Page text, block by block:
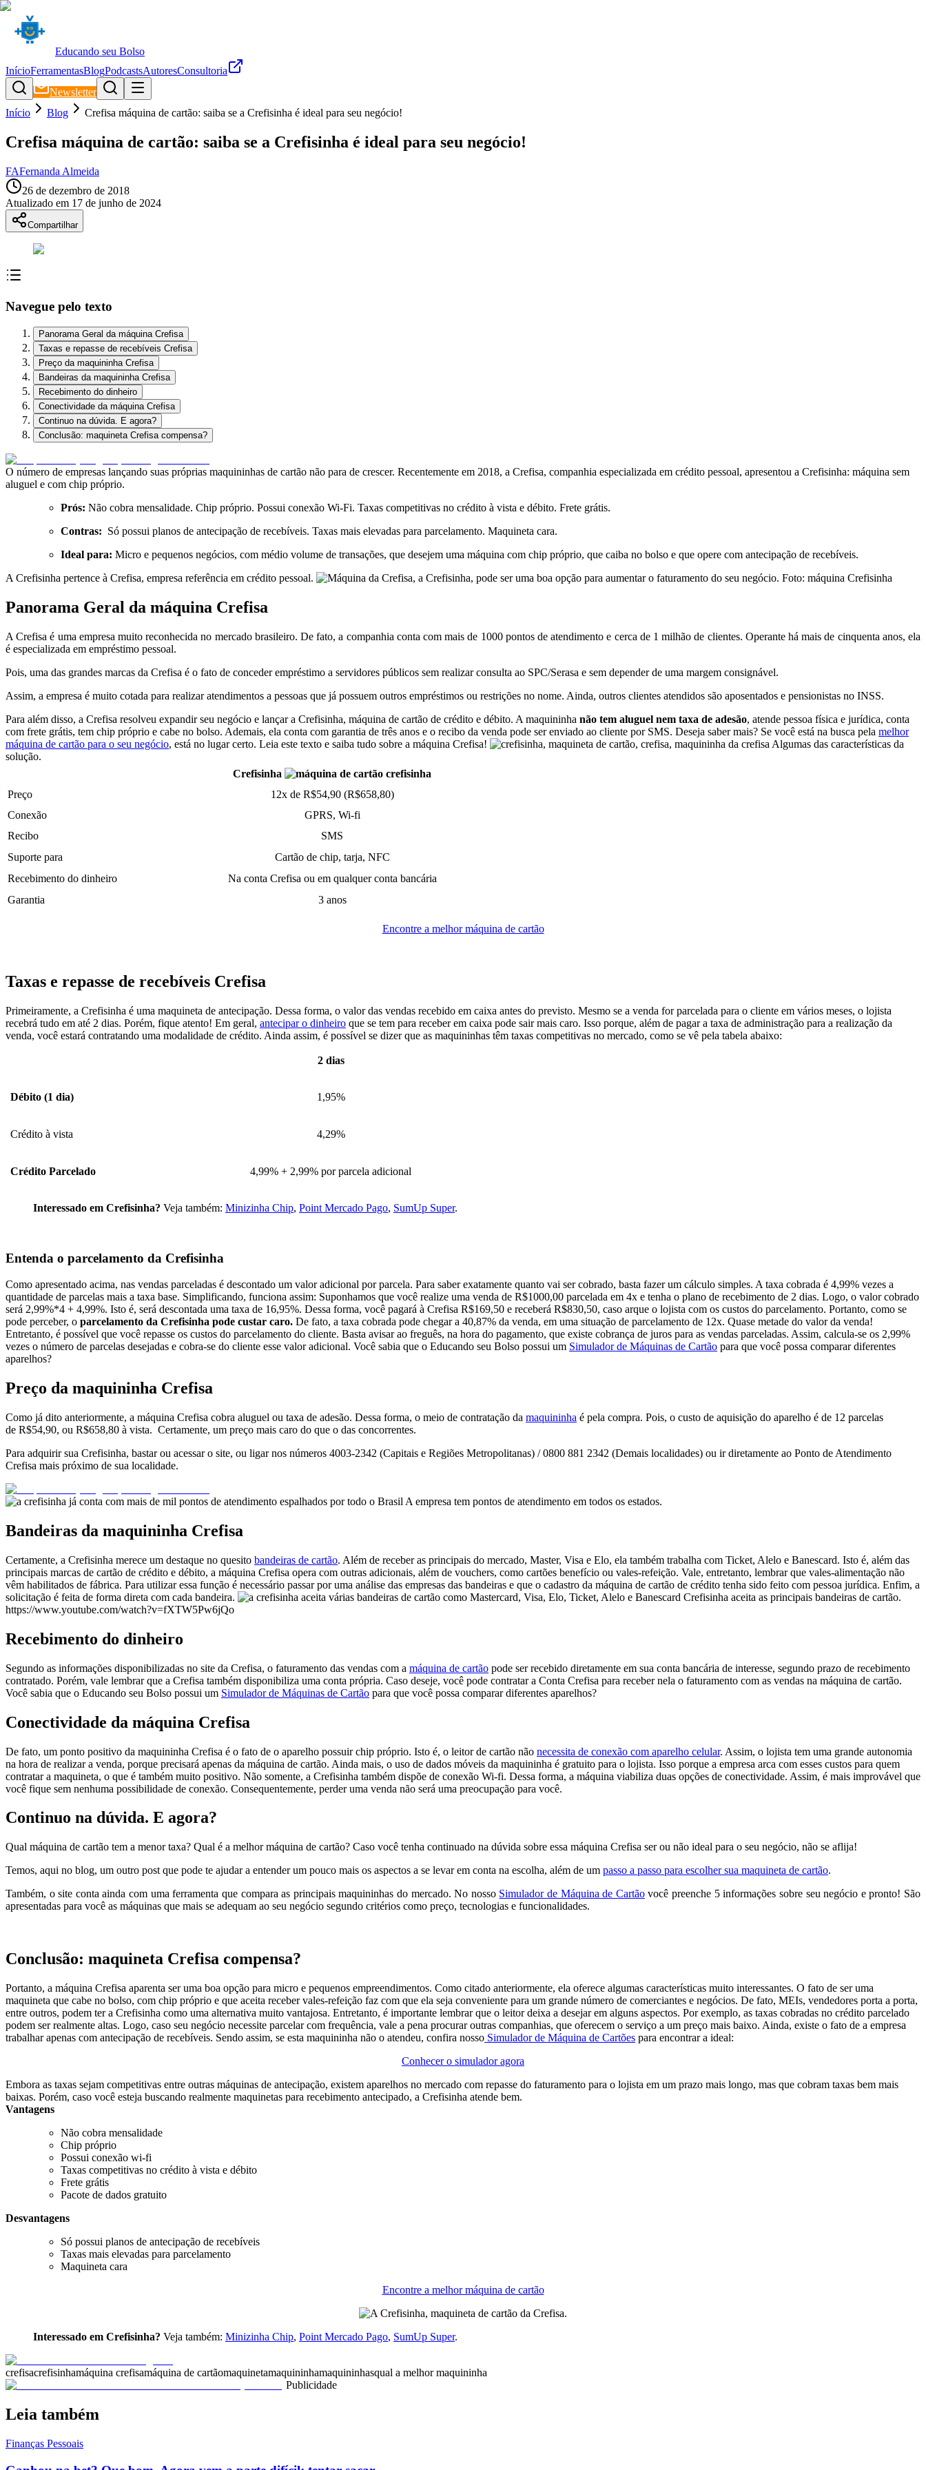
Educando seu Bolso
InícioFerramentasBlogPodcastsAutoresConsultoria
Newsletter
Início
Blog Crefisa máquina de cartão: saiba se a Crefisinha é ideal para seu negócio!
Crefisa máquina de cartão: saiba se a Crefisinha é ideal para seu negócio!
FAFernanda Almeida
26 de dezembro de 2018
Atualizado em 17 de junho de 2024
Compartilhar
Navegue pelo texto
Panorama Geral da máquina Crefisa
Taxas e repasse de recebíveis Crefisa
Preço da maquininha Crefisa
Bandeiras da maquininha Crefisa
Recebimento do dinheiro
Conectividade da máquina Crefisa
Continuo na dúvida. E agora?
Conclusão: maquineta Crefisa compensa?
O número de empresas lançando suas próprias maquininhas de cartão não para de crescer. Recentemente em 2018, a Crefisa, companhia especializada em crédito pessoal, apresentou a Crefisinha: máquina sem
aluguel e com chip próprio.
Prós: Não cobra mensalidade. Chip próprio. Possui conexão Wi-Fi. Taxas competitivas no crédito à vista e débito. Frete grátis.
Contras: Só possui planos de antecipação de recebíveis. Taxas mais elevadas para parcelamento. Maquineta cara.
Ideal para: Micro e pequenos negócios, com médio volume de transações, que desejem uma máquina com chip próprio, que caiba no bolso e que opere com antecipação de recebíveis.
A Crefisinha pertence à Crefisa, empresa referência em crédito pessoal.
Foto: máquina Crefisinha
Panorama Geral da máquina Crefisa
A Crefisa é uma empresa muito reconhecida no mercado brasileiro. De fato, a companhia conta com mais de 1000 pontos de atendimento e cerca de 1 milhão de clientes. Operante há mais de cinquenta anos, ela
é especializada em empréstimo pessoal.
Pois, uma das grandes marcas da Crefisa é o fato de conceder empréstimo a servidores públicos sem realizar consulta ao SPC/Serasa e sem depender de uma margem consignável.
Assim, a empresa é muito cotada para realizar atendimentos a pessoas que já possuem outros empréstimos ou restrições no nome. Ainda, outros clientes atendidos são aposentados e pensionistas no INSS.
Para além disso, a Crefisa resolveu expandir seu negócio e lançar a Crefisinha, máquina de cartão de crédito e débito. A maquininha não tem aluguel nem taxa de adesão, atende pessoa física e jurídica, conta
com frete grátis, tem chip próprio e cabe no bolso. Ademais, ela conta com garantia de três anos e o recibo da venda pode ser enviado ao cliente por SMS. Deseja saber mais? Se você está na busca pela melhor
máquina de cartão para o seu negócio, está no lugar certo. Leia este texto e saiba tudo sobre a máquina Crefisa!
Algumas das características da
solução.
Crefisinha
Preço
12x de R$54,90 (R$658,80)
Conexão
GPRS, Wi-fi
Recibo
SMS
Suporte para
Cartão de chip, tarja, NFC
Recebimento do dinheiro
Na conta Crefisa ou em qualquer conta bancária
Garantia
3 anos
Encontre a melhor máquina de cartão
Taxas e repasse de recebíveis Crefisa
Primeiramente, a Crefisinha é uma maquineta de antecipação. Dessa forma, o valor das vendas recebido em caixa antes do previsto. Mesmo se a venda for parcelada para o cliente em vários meses, o lojista
recebrá tudo em até 2 dias. Porém, fique atento! Em geral, antecipar o dinheiro que se tem para receber em caixa pode sair mais caro. Isso porque, além de pagar a taxa de administração para a realização da
venda, você estará contratando uma modalidade de crédito. Ainda assim, é possível se dizer que as maquininhas têm taxas competitivas no mercado, como se vê pela tabela abaixo:
2 dias
Débito (1 dia) 1,95%
Crédito à vista 4,29%
Crédito Parcelado 4,99% + 2,99% por parcela adicional
Interessado em Crefisinha? Veja também: Minizinha Chip, Point Mercado Pago, SumUp Super.
Entenda o parcelamento da Crefisinha
Como apresentado acima, nas vendas parceladas é descontado um valor adicional por parcela. Para saber exatamente quanto vai ser cobrado, basta fazer um cálculo simples. A taxa cobrada é 4,99% vezes a
quantidade de parcelas mais a taxa base. Simplificando, funciona assim: Suponhamos que você realize uma venda de R$1000,00 parcelada em 4x e tenha o plano de recebimento de 2 dias. Logo, o valor cobrado
será 2,99%*4 + 4,99%. Isto é, será descontada uma taxa de 16,95%. Dessa forma, você pagará à Crefisa R$169,50 e receberá R$830,50, caso arque o lojista com os custos do parcelamento. Portanto, como se
pode perceber, o parcelamento da Crefisinha pode custar caro. De fato, a taxa cobrada pode chegar a 40,87% da venda, em uma situação de parcelamento de 12x. Quase metade do valor da venda!
Entretanto, é possível que você repasse os custos do parcelamento do cliente. Basta avisar ao freguês, na hora do pagamento, que existe cobrança de juros para as vendas parceladas. Assim, calcula-se os 2,99%
vezes o número de parcelas desejadas e cobra-se do cliente esse valor adicional. Você sabia que o Educando seu Bolso possui um Simulador de Máquinas de Cartão para que você possa comparar diferentes
aparelhos?
Preço da maquininha Crefisa
Como já dito anteriormente, a máquina Crefisa cobra aluguel ou taxa de adesão. Dessa forma, o meio de contratação da maquininha é pela compra. Pois, o custo de aquisição do aparelho é de 12 parcelas
de R$54,90, ou R$658,80 à vista. Certamente, um preço mais caro do que o das concorrentes.
Para adquirir sua Crefisinha, bastar ou acessar o site, ou ligar nos números 4003-2342 (Capitais e Regiões Metropolitanas) / 0800 881 2342 (Demais localidades) ou ir diretamente ao Ponto de Atendimento
Crefisa mais próximo de sua localidade.
A empresa tem pontos de atendimento em todos os estados.
Bandeiras da maquininha Crefisa
Certamente, a Crefisinha merece um destaque no quesito bandeiras de cartão. Além de receber as principais do mercado, Master, Visa e Elo, ela também trabalha com Ticket, Alelo e Banescard. Isto é, além das
principais marcas de cartão de crédito e débito, a máquina Crefisa opera com outras adicionais, além de vouchers, como cartões benefício ou vales-refeição. Vale, entretanto, lembrar que vales-alimentação não
vêm habilitados de fábrica. Para utilizar essa função é necessário passar por uma análise das empresas das bandeiras e que o cadastro da máquina de cartão de crédito tenha sido feito com pessoa jurídica. Enfim, a
solicitação é feita de forma direta com cada bandeira.
Crefisinha aceita as principais bandeiras de cartão.
https://www.youtube.com/watch?v=fXTW5Pw6jQo
Recebimento do dinheiro
Segundo as informações disponibilizadas no site da Crefisa, o faturamento das vendas com a máquina de cartão pode ser recebido diretamente em sua conta bancária de interesse, segundo prazo de recebimento
contratado. Porém, vale lembrar que a Crefisa também disponibiliza uma conta própria. Caso deseje, você pode contratar a Conta Crefisa para receber nela o faturamento com as vendas na máquina de cartão.
Você sabia que o Educando seu Bolso possui um Simulador de Máquinas de Cartão para que você possa comparar diferentes aparelhos?
Conectividade da máquina Crefisa
De fato, um ponto positivo da maquininha Crefisa é o fato de o aparelho possuir chip próprio. Isto é, o leitor de cartão não necessita de conexão com aparelho celular. Assim, o lojista tem uma grande autonomia
na hora de realizar a venda, porque precisará apenas da máquina de cartão. Ainda mais, o uso de dados móveis da maquininha é gratuito para o lojista. Isso porque a empresa arca com esses custos para quem
contratar a maquineta, o que é também muito positivo. Não somente, a Crefisinha também dispõe de conexão Wi-fi. Dessa forma, a máquina viabiliza duas opções de conectividade. Assim, é mais improvável que
você fique sem nenhuma possibilidade de conexão. Consequentemente, perder uma venda não será uma preocupação para você.
Continuo na dúvida. E agora?
Qual máquina de cartão tem a menor taxa? Qual é a melhor máquina de cartão? Caso você tenha continuado na dúvida sobre essa máquina Crefisa ser ou não ideal para o seu negócio, não se aflija!
Temos, aqui no blog, um outro post que pode te ajudar a entender um pouco mais os aspectos a se levar em conta na escolha, além de um passo a passo para escolher sua maquineta de cartão.
Também, o site conta ainda com uma ferramenta que compara as principais maquininhas do mercado. No nosso Simulador de Máquina de Cartãovocê preenche 5 informações sobre seu negócio e pronto! São
apresentadas para você as máquinas que mais se adequam ao seu negócio segundo critérios como preço, tecnologias e funcionalidades.
Conclusão: maquineta Crefisa compensa?
Portanto, a máquina Crefisa aparenta ser uma boa opção para micro e pequenos empreendimentos. Como citado anteriormente, ela oferece algumas características muito interessantes. O fato de ser uma
maquineta que cabe no bolso, com chip próprio e que aceita receber vales-refeição faz com que ela seja conveniente para um grande número de comerciantes e negócios. De fato, MEIs, vendedores porta a porta,
entre outros, podem ter a Crefisinha como uma alternativa muito vantajosa. Entretanto, é importante lembrar que o leitor deixa a desejar em alguns aspectos. Por exemplo, as taxas cobradas no crédito parcelado
podem ser realmente altas. Logo, caso seu negócio necessite parcelar com frequência, vale a pena procurar outras companhias, que oferecem o serviço a um preço mais baixo. Ainda, existe o fato de a empresa
trabalhar apenas com antecipação de recebíveis. Sendo assim, se esta maquininha não o atendeu, confira nosso Simulador de Máquina de Cartões para encontrar a ideal:
Conhecer o simulador agora
Embora as taxas sejam competitivas entre outras máquinas de antecipação, existem aparelhos no mercado com repasse do faturamento para o lojista em um prazo mais longo, mas que cobram taxas bem mais
baixas. Porém, caso você esteja buscando realmente maquinetas para recebimento antecipado, a Crefisinha atende bem.
Vantagens
Não cobra mensalidade
Chip próprio
Possui conexão wi-fi
Taxas competitivas no crédito à vista e débito
Frete grátis
Pacote de dados gratuito
Desvantagens
Só possui planos de antecipação de recebíveis
Taxas mais elevadas para parcelamento
Maquineta cara
Encontre a melhor máquina de cartão
Interessado em Crefisinha? Veja também: Minizinha Chip, Point Mercado Pago, SumUp Super.
crefisacrefisinhamáquina crefisamáquina de cartãomaquinetamaquininhamaquininhasqual a melhor maquininha
Publicidade
Leia também
Finanças Pessoais